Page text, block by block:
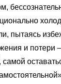
пытаясь
и потери